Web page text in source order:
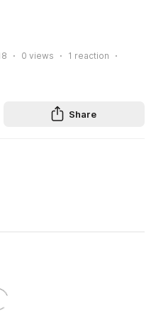
0 views 1 reaction
Share